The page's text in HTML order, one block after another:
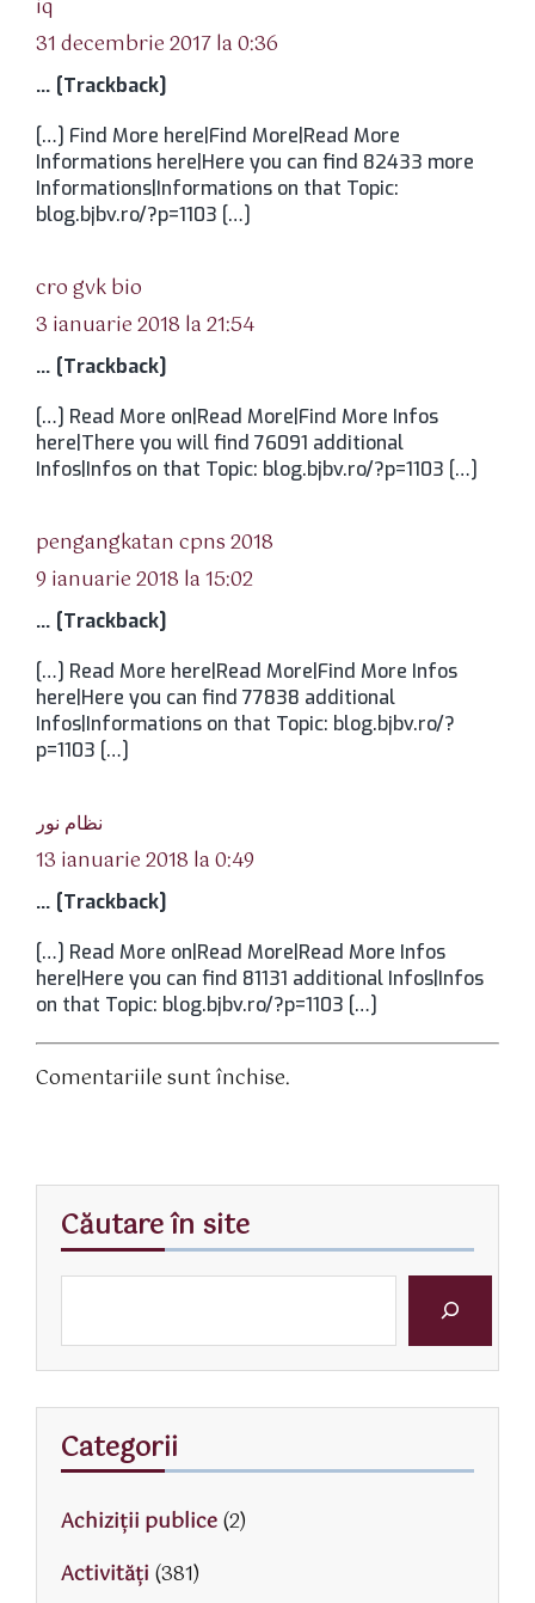
iq
31 decembrie 2017 la 0:36
… [Trackback]
[…] Find More here|Find More|Read More
Informations here|Here you can find 82433 more
Informations|Informations on that Topic:
blog.bjbv.ro/?p=1103 […]
cro gvk bio
3 ianuarie 2018 la 21:54
… [Trackback]
[…] Read More on|Read More|Find More Infos
here|There you will find 76091 additional
Infos|Infos on that Topic: blog.bjbv.ro/?p=1103 […]
pengangkatan cpns 2018
9 ianuarie 2018 la 15:02
… [Trackback]
[…] Read More here|Read More|Find More Infos
here|Here you can find 77838 additional
Infos|Informations on that Topic: blog.bjbv.ro/?
p=1103 […]
نظام نور
13 ianuarie 2018 la 0:49
… [Trackback]
[…] Read More on|Read More|Read More Infos
here|Here you can find 81131 additional Infos|Infos
on that Topic: blog.bjbv.ro/?p=1103 […]
Comentariile sunt închise.
Căutare în site
Categorii
Achiziții publice(2)
Activităţi (381)